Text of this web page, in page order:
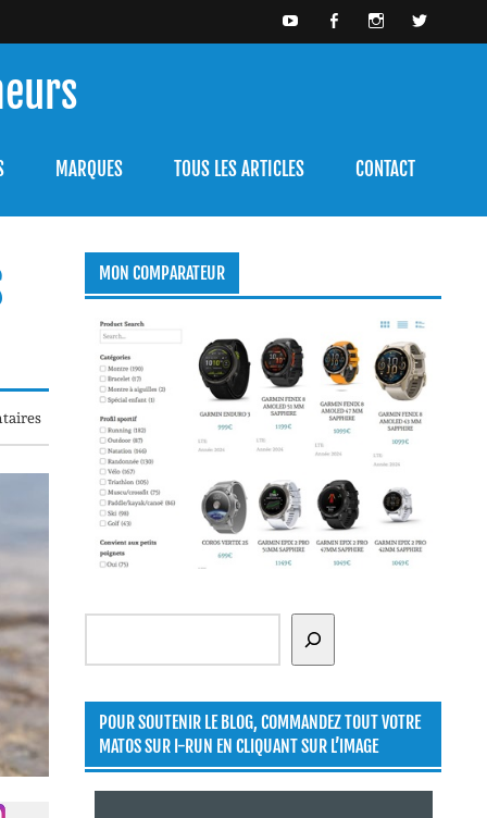
MARQUES TOUS LES ARTICLES CONTACT
MON COMPARATEUR
Rechercher
POUR SOUTENIR LE BLOG, COMMANDEZ TOUT VOTRE
MATOS SUR I-RUN EN CLIQUANT SUR L’IMAGE